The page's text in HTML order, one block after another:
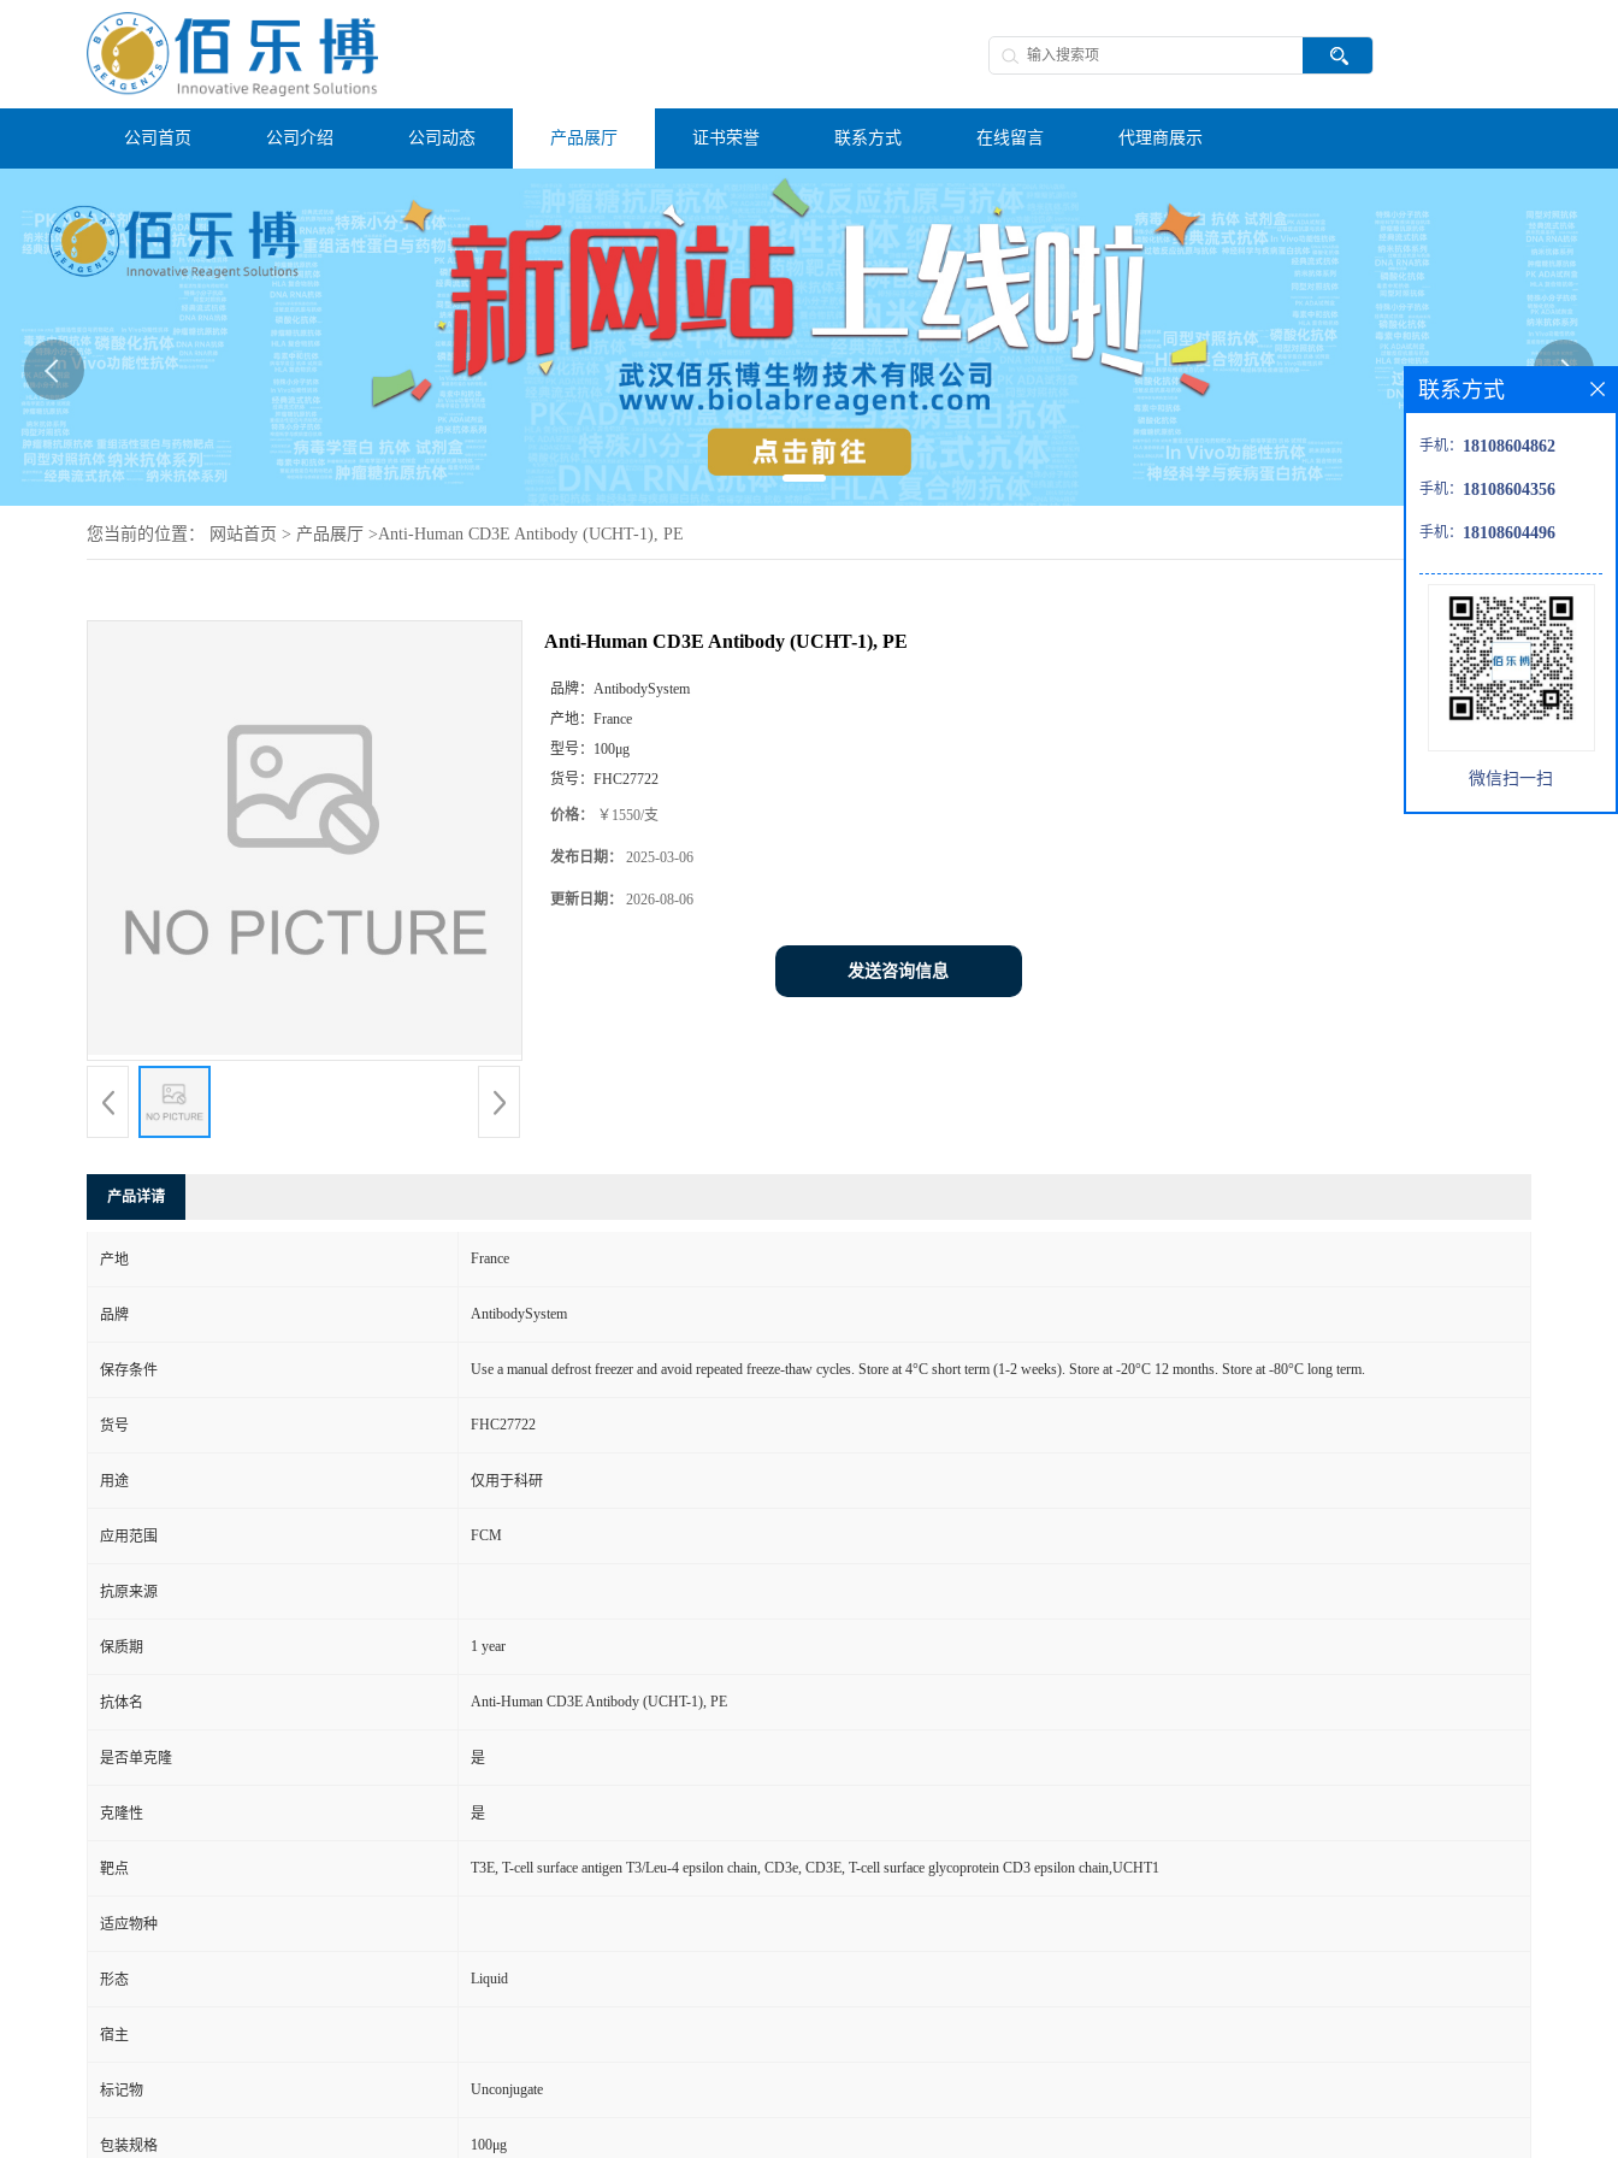
公司首页 公司介绍 公司动态 产品展厅 证书荣誉 联系方式 在线留言 代理商展示
您当前的位置： 网站首页 > 产品展厅 >Anti-Human CD3E Antibody (UCHT-1), PE
Anti-Human CD3E Antibody (UCHT-1), PE
品牌： AntibodySystem
产地： France
型号： 100μg
货号： FHC27722
价格： ￥1550/支
发布日期： 2025-03-06
更新日期： 2026-08-06
发送咨询信息
产品详请
产地 France
品牌 AntibodySystem
保存条件 Use a manual defrost freezer and avoid repeated freeze-thaw cycles. Store at 4°C short term (1-2 weeks). Store at -20°C 12 months. Store at -80°C long term.
货号 FHC27722
用途 仅用于科研
应用范围 FCM
抗原来源
保质期 1 year
抗体名 Anti-Human CD3E Antibody (UCHT-1), PE
是否单克隆 是
克隆性 是
靶点 T3E, T-cell surface antigen T3/Leu-4 epsilon chain, CD3e, CD3E, T-cell surface glycoprotein CD3 epsilon chain,UCHT1
适应物种
形态 Liquid
宿主
标记物 Unconjugate
包装规格 100μg
联系方式
手机： 18108604862
手机： 18108604356
手机： 18108604496
微信扫一扫